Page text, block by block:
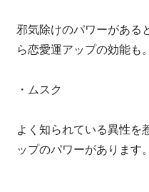
邪気除けのパワーがある
ら恋愛運アップの効能も。
・ムスク
よく知られている異性を
ップのパワーがあります。